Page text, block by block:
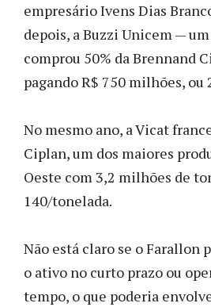
empresário Ivens Dias
depois, a Buzzi Unicem —
comprou 50% da Brennand
pagando R$ 750 milhões, ou
No mesmo ano, a Vicat
Ciplan, um dos maiores
Oeste com 3,2 milhões de
140/tonelada.
Não está claro se o Farallon
o ativo no curto prazo ou
tempo, o que poderia